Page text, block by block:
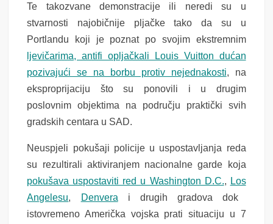
Te takozvane demonstracije ili neredi su u
stvarnosti najobičnije pljačke tako da su u
Portlandu koji je poznat po svojim ekstremnim
ljevičarima, antifi opljačkali Louis Vuitton dućan
pozivajući se na borbu protiv nejednakosti, na
eksproprijaciju što su ponovili i u drugim
poslovnim objektima na području praktički svih
gradskih centara u SAD.
Neuspjeli pokušaji policije u uspostavljanja reda
su rezultirali aktiviranjem nacionalne garde koja
pokušava uspostaviti red u Washington D.C., Los
Angelesu, Denvera i drugih gradova dok
istovremeno Američka vojska prati situaciju u 7